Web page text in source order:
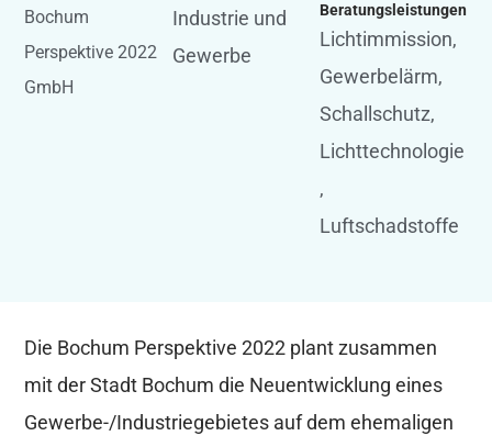
Bochum
Perspektive 2022
GmbH
Industrie und
Gewerbe
Beratungsleistungen
Lichtimmission,
Gewerbelärm,
Schallschutz,
Lichttechnologie
,
Luftschadstoffe
Die Bochum Perspektive 2022 plant zusammen
mit der Stadt Bochum die Neuentwicklung eines
Gewerbe-/Industriegebietes auf dem ehemaligen